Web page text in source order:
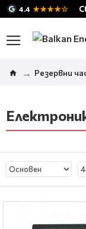
4.4 ★★★★☆
Резервни